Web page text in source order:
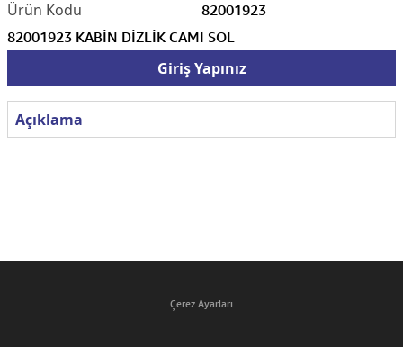
82001923
82001923 KABİN DİZLİK CAMI SOL
Giriş Yapınız
Açıklama
Çerez Ayarları